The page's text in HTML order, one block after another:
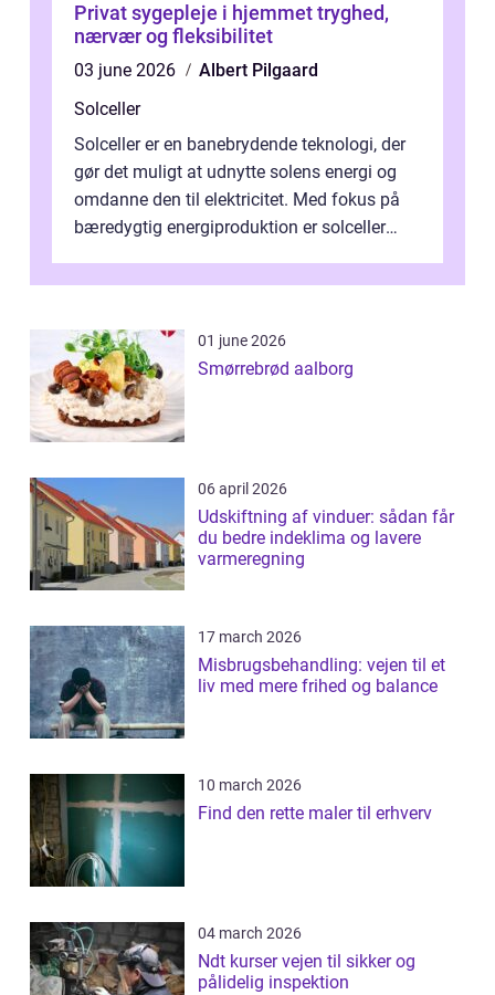
Privat sygepleje i hjemmet tryghed,
nærvær og fleksibilitet
03 june 2026
Albert Pilgaard
Solceller
Solceller er en banebrydende teknologi, der
gør det muligt at udnytte solens energi og
omdanne den til elektricitet. Med fokus på
bæredygtig energiproduktion er solceller
01 june 2026
Smørrebrød aalborg
06 april 2026
Udskiftning af vinduer: sådan får
du bedre indeklima og lavere
varmeregning
17 march 2026
Misbrugsbehandling: vejen til et
liv med mere frihed og balance
10 march 2026
Find den rette maler til erhverv
04 march 2026
Ndt kurser vejen til sikker og
pålidelig inspektion